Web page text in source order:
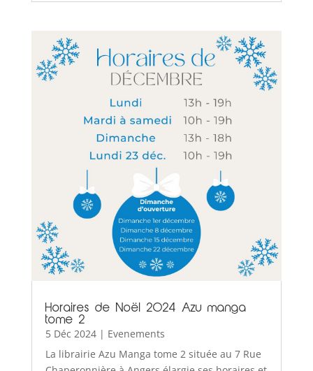
Horaires de Noël 2024 Azu manga
tome 2
5 Déc 2024| Evenements
La librairie Azu Manga tome 2 située au 7 Rue